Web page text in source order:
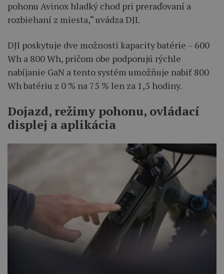
pohonu Avinox hladký chod pri preraďovaní a
rozbiehaní z miesta,“ uvádza DJI.
DJI poskytuje dve možnosti kapacity batérie – 600
Wh a 800 Wh, pričom obe podporujú rýchle
nabíjanie GaN a tento systém umožňuje nabiť 800
Wh batériu z 0 % na 75 % len za 1,5 hodiny.
Dojazd, režimy pohonu, ovládací
displej a aplikácia